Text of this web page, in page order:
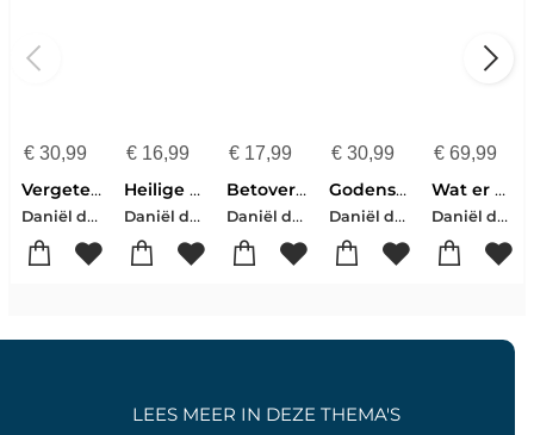
€30,99
Vergeten rijkdom
Daniël de Waele
€16,99
Heilige woorden
Daniël de Waele
€ 17,99
Betoverd door begeerte
Daniël de Waele
€ 30,99
Godenschemering
Daniël de Waele
€ 69,99
Wat er na dit leven komt
Daniël de Waele
LEES MEER IN DEZE THEMA'S